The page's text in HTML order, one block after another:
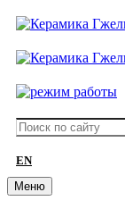
EN
Меню